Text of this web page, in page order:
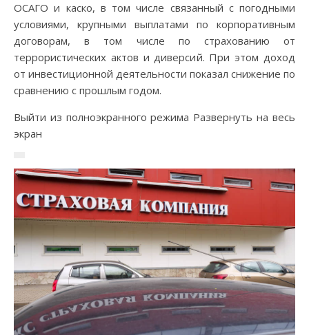
ОСАГО и каско, в том числе связанный с погодными
условиями, крупными выплатами по корпоративным
договорам, в том числе по страхованию от
террористических актов и диверсий. При этом доход
от инвестиционной деятельности показал снижение по
сравнению с прошлым годом.
Выйти из полноэкранного режима Развернуть на весь
экран